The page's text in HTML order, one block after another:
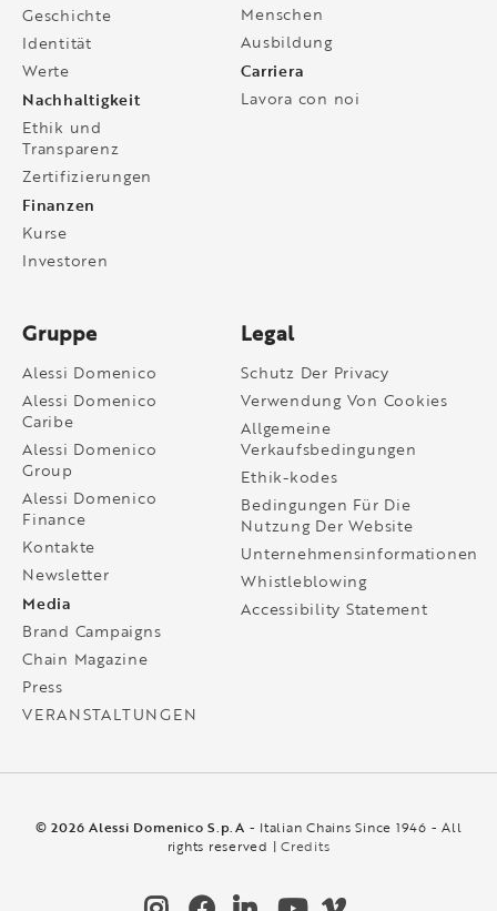
Geschichte
Identität
Werte
Nachhaltigkeit
Ethik und
Transparenz
Zertifizierungen
Finanzen
Kurse
Investoren
Menschen
Ausbildung
Carriera
Lavora con noi
Gruppe
Alessi Domenico
Alessi Domenico
Caribe
Alessi Domenico
Group
Alessi Domenico
Finance
Kontakte
Newsletter
Media
Brand Campaigns
Chain Magazine
Press
VERANSTALTUNGEN
Legal
Schutz Der Privacy
Verwendung Von Cookies
Allgemeine
Verkaufsbedingungen
Ethik-kodes
Bedingungen Für Die
Nutzung Der Website
Unternehmensinformationen
Whistleblowing
Accessibility Statement
© 2026 Alessi Domenico S.p.A - Italian Chains Since 1946 - All
rights reserved |Credits